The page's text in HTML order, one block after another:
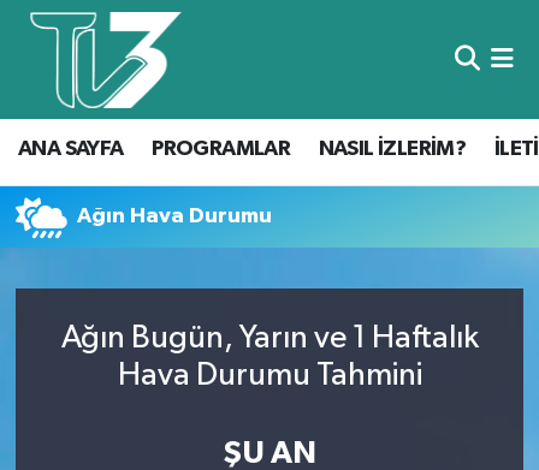
ANA SAYFA PROGRAMLAR NASIL İZLERİM?
Ağın Hava Durumu
Ağın Bugün, Yarın ve 1 Haftalık
Hava Durumu Tahmini
ŞU AN
Foto Galeri
Canlı Yayın
ANA SAYFA
PROGRAMLAR
NASIL İZLERİM?
KÜNYE